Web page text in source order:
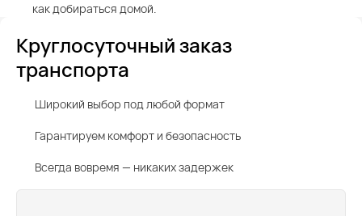
как добираться домой.
Круглосуточный заказ
транспорта
Широкий выбор под любой формат
Гарантируем комфорт и безопасность
Всегда вовремя — никаких задержек